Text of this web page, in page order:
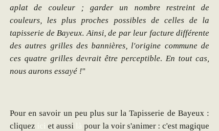
aplat de couleur ; garder un nombre restreint de
couleurs, les plus proches possibles de celles de la
tapisserie de Bayeux. Ainsi, de par leur facture différente
des autres grilles des bannières, l'origine commune de
ces quatre grilles devrait être perceptible. En tout cas,
nous aurons essayé !"
Pour en savoir un peu plus sur la Tapisserie de Bayeux :
cliquez ici et aussi là pour la voir s'animer : c'est magique